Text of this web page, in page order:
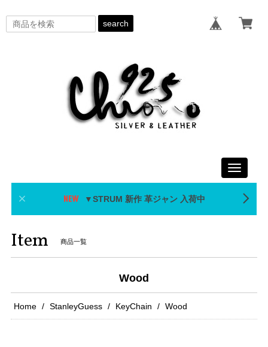
search
Toggle
▼STRUM 新作 革ジャン 入荷中
Item 商品一覧
Wood
Home StanleyGuess KeyChain Wood